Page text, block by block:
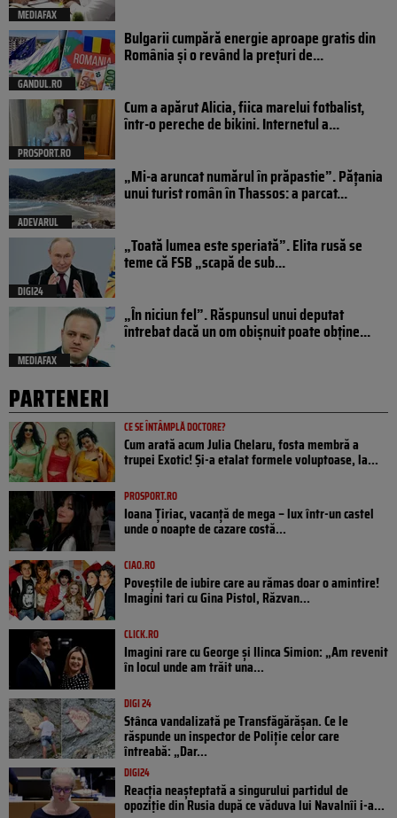
MEDIAFAX
GANDUL.RO
Bulgarii cumpără energie aproape gratis din
România și o revând la prețuri de...
PROSPORT.RO
Cum a apărut Alicia, fiica marelui fotbalist,
într-o pereche de bikini. Internetul a...
ADEVARUL
„Mi-a aruncat numărul în prăpastie”. Pățania
unui turist român în Thassos: a parcat...
DIGI24
„Toată lumea este speriată”. Elita rusă se
teme că FSB „scapă de sub...
MEDIAFAX
„În niciun fel”. Răspunsul unui deputat
întrebat dacă un om obișnuit poate obține...
PARTENERI
CE SE ÎNTÂMPLĂ DOCTORE?
Cum arată acum Julia Chelaru, fosta membră a
trupei Exotic! Și-a etalat formele voluptoase, la...
PROSPORT.RO
Ioana Țiriac, vacanță de mega – lux într-un castel
unde o noapte de cazare costă...
CIAO.RO
Poveştile de iubire care au rămas doar o amintire!
Imagini tari cu Gina Pistol, Răzvan...
CLICK.RO
Imagini rare cu George și Ilinca Simion: „Am revenit
în locul unde am trăit una...
DIGI 24
Stânca vandalizată pe Transfăgărășan. Ce le
răspunde un inspector de Poliție celor care
întreabă: „Dar...
DIGI24
Reacția neașteptată a singurului partidul de
opoziţie din Rusia după ce văduva lui Navalnîi i-a...